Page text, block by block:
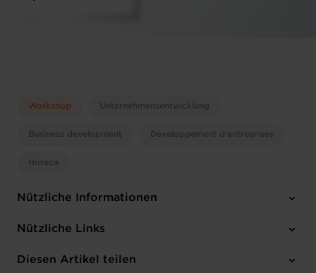
Workshop Unternehmensentwicklung
Business development Développement d'entreprises
Horeca
Nützliche Informationen
Montag 4 Dez 2023
House of Entrepreneurship
Nützliche Links
Anmelden
Diesen Artikel teilen